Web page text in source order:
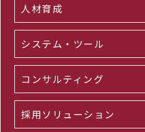
人材育成
システム・ツール
コンサルティング
採用ソリューション